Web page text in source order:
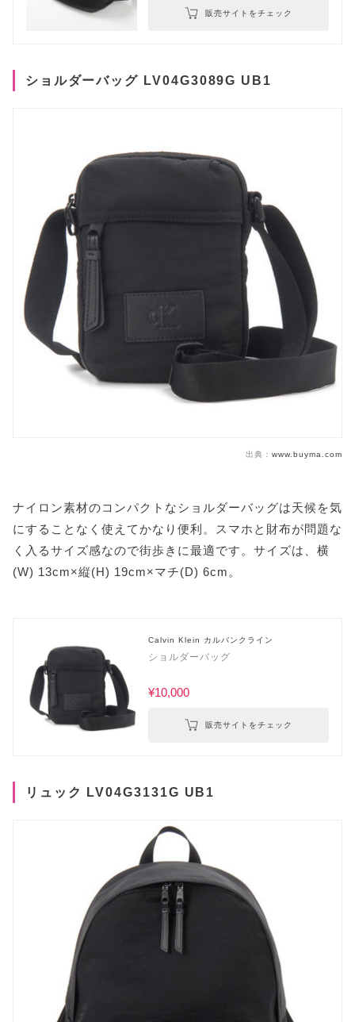
販売サイトをチェック
ショルダーバッグ LV04G3089G UB1
出典： www.buyma.com
ナイロン素材のコンパクトなショルダーバッグは天候を気
にすることなく使えてかなり便利。スマホと財布が問題な
く入るサイズ感なので街歩きに最適です。サイズは、横
(W) 13cm×縦(H) 19cm×マチ(D) 6cm。
Calvin Klein カルバンクライン
ショルダーバッグ
¥10,000
販売サイトをチェック
リュック LV04G3131G UB1